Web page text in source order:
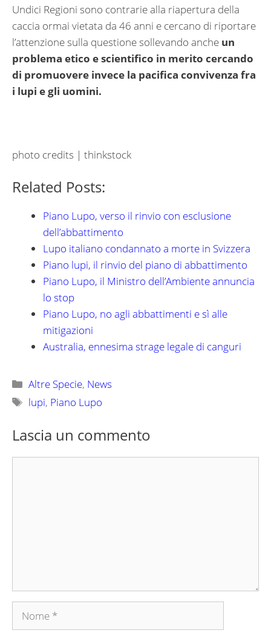
Undici Regioni sono contrarie alla riapertura della
caccia ormai vietata da 46 anni e cercano di riportare
l’attenzione sulla questione sollevando anche un
problema etico e scientifico in merito cercando
di promuovere invece la pacifica convivenza fra
i lupi e gli uomini.
photo credits | thinkstock
Related Posts:
Piano Lupo, verso il rinvio con esclusione
dell’abbattimento
Lupo italiano condannato a morte in Svizzera
Piano lupi, il rinvio del piano di abbattimento
Piano Lupo, il Ministro dell’Ambiente annuncia
lo stop
Piano Lupo, no agli abbattimenti e sì alle
mitigazioni
Australia, ennesima strage legale di canguri
Categorie
Altre Specie, News
Tag
lupi, Piano Lupo
Lascia un commento
Nome